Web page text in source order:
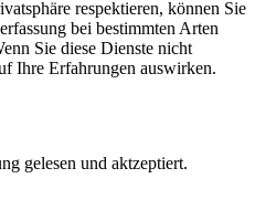
respektieren, können Sie
bei bestimmten Arten
Sie diese Dienste nicht
Ihre Erfahrungen auswirken.
gelesen und aktzeptiert.